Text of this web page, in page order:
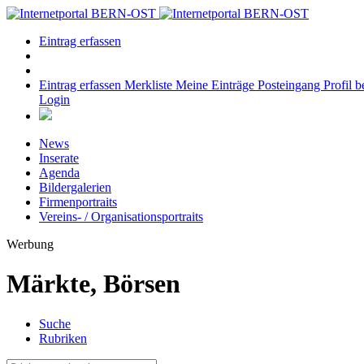
Eintrag erfassen
Eintrag erfassen Merkliste Meine Einträge Posteingang Profil
Login
News
Inserate
Agenda
Bildergalerien
Firmenportraits
Vereins- / Organisationsportraits
Werbung
Märkte, Börsen
Suche
Rubriken